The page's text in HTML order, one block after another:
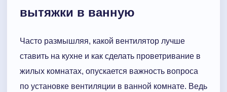
вытяжки в ванную
Часто размышляя, какой вентилятор лучше
ставить на кухне и как сделать проветривание в
жилых комнатах, опускается важность вопроса
по установке вентиляции в ванной комнате. Ведь